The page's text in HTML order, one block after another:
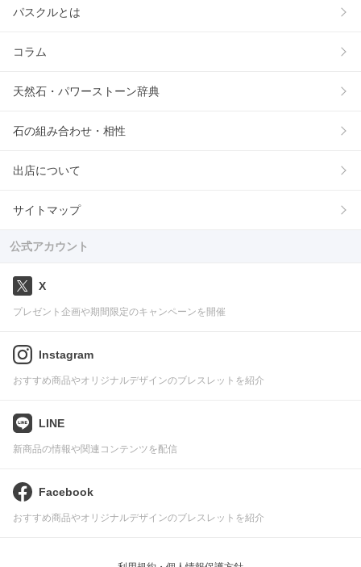
パスクルとは
コラム
天然石・パワーストーン辞典
石の組み合わせ・相性
出店について
サイトマップ
公式アカウント
X
プレゼント企画や期間限定のキャンペーンを開催
Instagram
おすすめ商品やオリジナルデザインのブレスレットを紹介
LINE
新商品の情報や関連コンテンツを配信
Facebook
おすすめ商品やオリジナルデザインのブレスレットを紹介